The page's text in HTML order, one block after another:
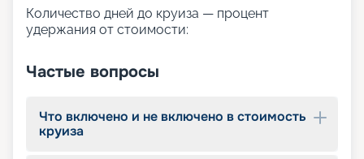
Количество дней до круиза — процент
удержания от стоимости:
Частые вопросы
Что включено и не включено в стоимость
круиза